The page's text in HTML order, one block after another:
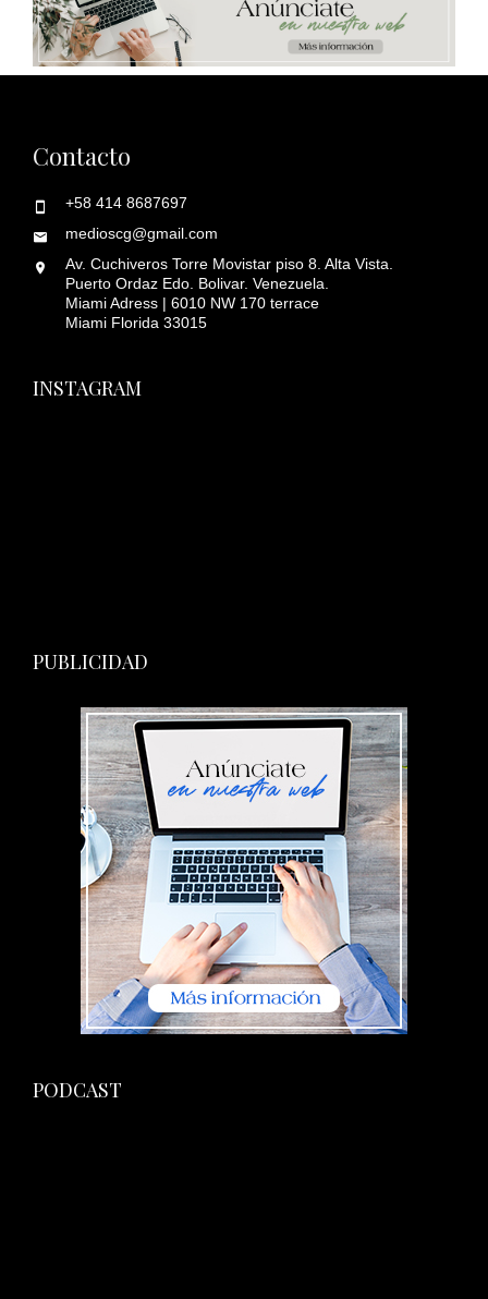
Contacto
+58 414 8687697
medioscg@gmail.com
Av. Cuchiveros Torre Movistar piso 8. Alta Vista.
Puerto Ordaz Edo. Bolivar. Venezuela.
Miami Adress | 6010 NW 170 terrace
Miami Florida 33015
INSTAGRAM
PUBLICIDAD
PODCAST